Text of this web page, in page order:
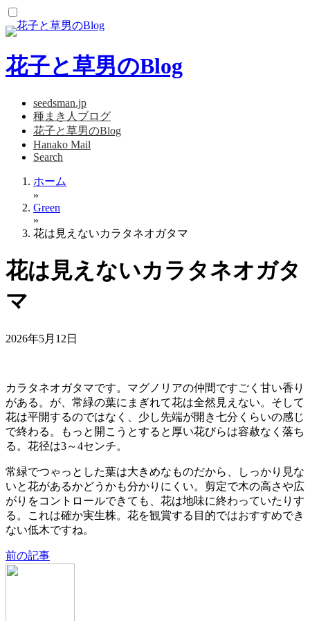
コ
ン
テ
ン
ツ
花子と草男のBlog
seedsman.jp
種まき人ブログ
花子と草男のBlog
Hanako Mail
Search
ホーム
»
Green
»
花は見えないカラタネオガタマ
花は見えないカラタネオガタ
マ
2026年5月12日
カラタネオガタマです。マグノリアの仲間ですごく甘い香り
がある。が、常緑の葉にまぎれて花は全然見えない。そして
花は平開するのではなく、少し先端が開き七分くらいの感じ
で終わる。もっと開こうとすると厚い花びらは容赦なく落ち
る。花径は3～4センチ。
常緑でつゃっとした葉は大きめなものだから、しっかり見な
いと花があるかどうかも分かりにくい。剪定で木の高さや広
がりをコントロールできても、花は地味に終わっていたりす
る。これは確か実生株。花を観賞する目的ではおすすめでき
ない低木ですね。
前の記事